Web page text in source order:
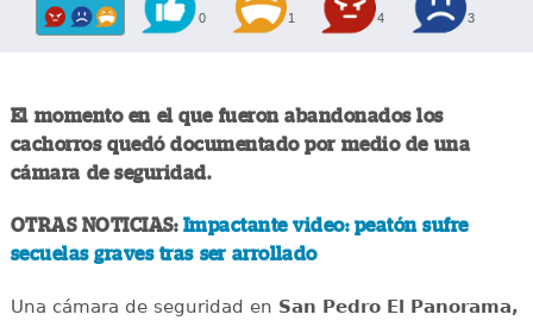
0 1 4 3
El momento en el que fueron abandonados los
cachorros quedó documentado por medio de una
cámara de seguridad.
OTRAS NOTICIAS: Impactante video: peatón sufre
secuelas graves tras ser arrollado
Una cámara de seguridad en San Pedro El Panorama,